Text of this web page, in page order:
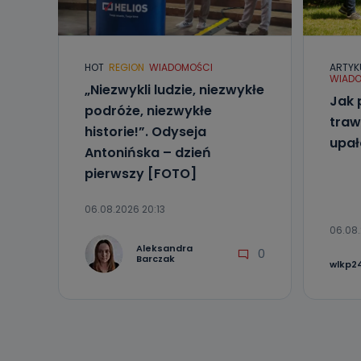
Telewizja
19 nie
Co
Po
Telewizji
19 dostępu
ich
sprzeciwu
HOT REGION WIADOMOŚCI
„Niezwykli ludzie, niezwykłe
podróże, niezwykłe
historie!”. Odyseja
Antonińska – dzień
pierwszy [FOTO]
06.08.2026 20:13
Aleksandra
Barczak
0
Jak